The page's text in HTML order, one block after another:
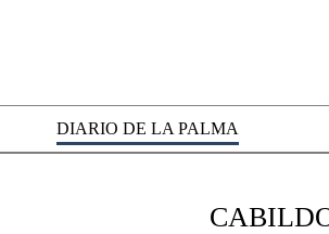
DIARIO DE LA PALMA